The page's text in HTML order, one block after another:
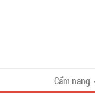
Cẩm nang